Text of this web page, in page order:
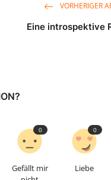
VORHERIGER
Eine introspektive
Gefällt mir
0
Liebe
0